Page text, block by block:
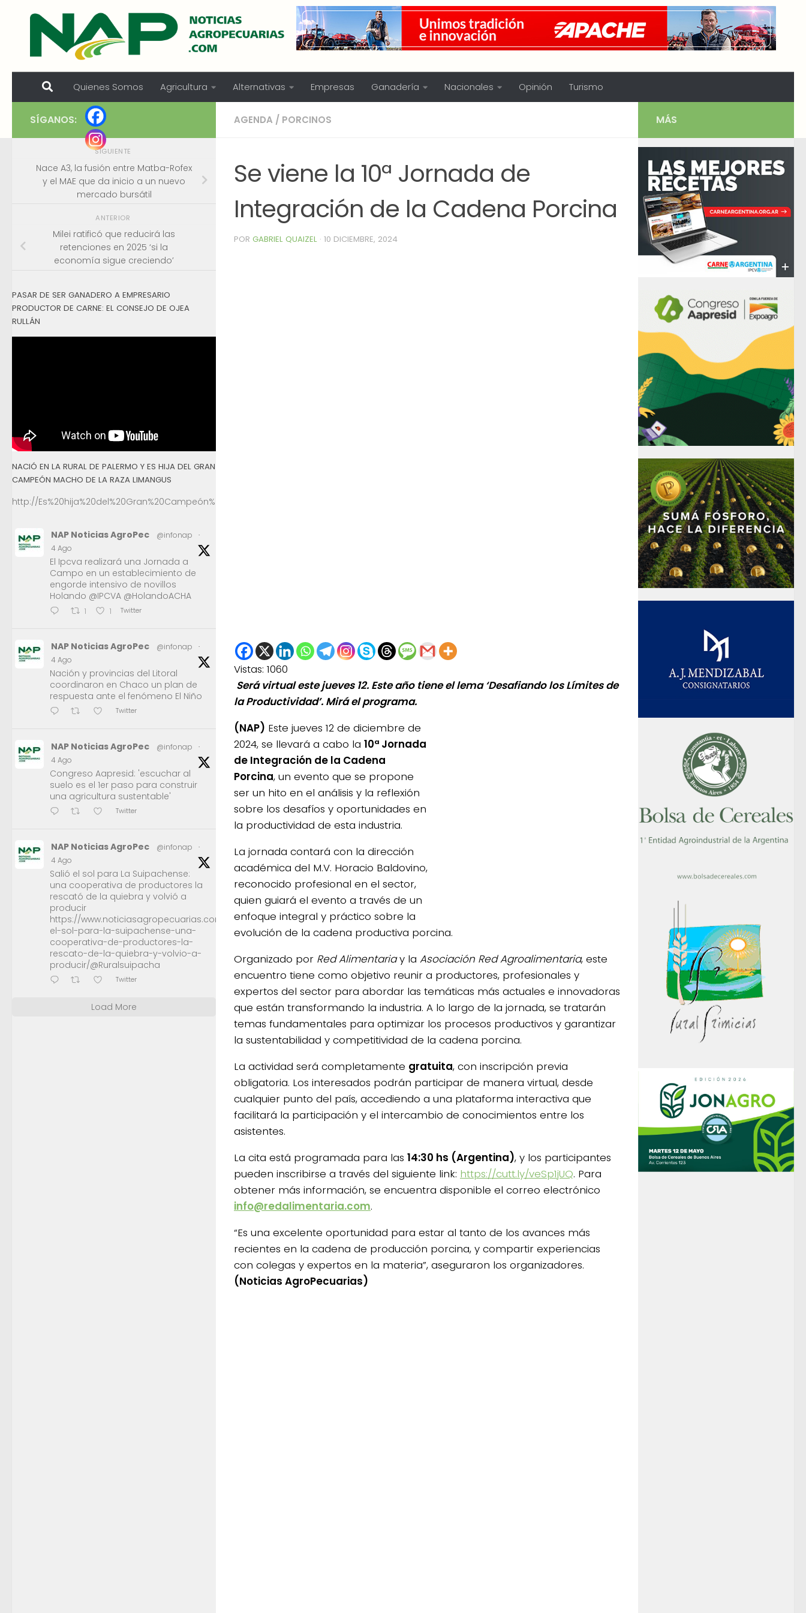
Skip to content
Quienes Somos Agricultura Alternativas Empresas Ganadería Nacionales Opinión Turismo
AGENDA / PORCINOS
Se viene la 10ª Jornada de
Integración de la Cadena Porcina
POR GABRIEL QUAIZEL · 10 DICIEMBRE, 2024
Vistas: 1060
Será virtual este jueves 12. Este año tiene el lema ‘Desafiando los Límites de
la Productividad’. Mirá el programa.
(NAP) Este jueves 12 de diciembre de
2024, se llevará a cabo la 10ª Jornada
de Integración de la Cadena
Porcina, un evento que se propone
ser un hito en el análisis y la reflexión
sobre los desafíos y oportunidades en
la productividad de esta industria.
La jornada contará con la dirección
académica del M.V. Horacio Baldovino,
reconocido profesional en el sector,
quien guiará el evento a través de un
enfoque integral y práctico sobre la
evolución de la cadena productiva porcina.
Organizado por Red Alimentariay la Asociación Red Agroalimentaria, este
encuentro tiene como objetivo reunir a productores, profesionales y
expertos del sector para abordar las temáticas más actuales e innovadoras
que están transformando la industria. A lo largo de la jornada, se tratarán
temas fundamentales para optimizar los procesos productivos y garantizar
la sustentabilidad y competitividad de la cadena porcina.
La actividad será completamente gratuita, con inscripción previa
obligatoria. Los interesados podrán participar de manera virtual, desde
cualquier punto del país, accediendo a una plataforma interactiva que
facilitará la participación y el intercambio de conocimientos entre los
asistentes.
La cita está programada para las 14:30 hs (Argentina), y los participantes
pueden inscribirse a través del siguiente link: https://cutt.ly/veSp1jUQ. Para
obtener más información, se encuentra disponible el correo electrónico
info@redalimentaria.com.
“Es una excelente oportunidad para estar al tanto de los avances más
recientes en la cadena de producción porcina, y compartir experiencias
con colegas y expertos en la materia”, aseguraron los organizadores.
(Noticias AgroPecuarias)
SÍGANOS:
SIGUIENTE
Nace A3, la fusión entre Matba-Rofex
y el MAE que da inicio a un nuevo
mercado bursátil
ANTERIOR
Milei ratificó que reducirá las
retenciones en 2025 ‘si la
economía sigue creciendo’
PASAR DE SER GANADERO A EMPRESARIO
PRODUCTOR DE CARNE: EL CONSEJO DE OJEA
RULLÁN
NACIÓ EN LA RURAL DE PALERMO Y ES HIJA DEL GRAN
CAMPEÓN MACHO DE LA RAZA LIMANGUS
http://Es%20hija%20del%20Gran%20Campeón%20Macho%20de%20la%20Raza%20Limangus,
NAP Noticias AgroPec @infonap
·
4 Ago
El Ipcva realizará una Jornada a
Campo en un establecimiento de
engorde intensivo de novillos
Holando @IPCVA @HolandoACHA
1 1 Twitter
NAP Noticias AgroPec @infonap
·
4 Ago
Nación y provincias del Litoral
coordinaron en Chaco un plan de
respuesta ante el fenómeno El Niño
Twitter
NAP Noticias AgroPec @infonap
·
4 Ago
Congreso Aapresid: 'escuchar al
suelo es el 1er paso para construir
una agricultura sustentable'
Twitter
NAP Noticias AgroPec @infonap
·
4 Ago
Salió el sol para La Suipachense:
una cooperativa de productores la
rescató de la quiebra y volvió a
producir
https://www.noticiasagropecuarias.com/2026/08/04/salio-
el-sol-para-la-suipachense-una-
cooperativa-de-productores-la-
rescato-de-la-quiebra-y-volvio-a-
producir/@Ruralsuipacha
Twitter
Load More
MÁS